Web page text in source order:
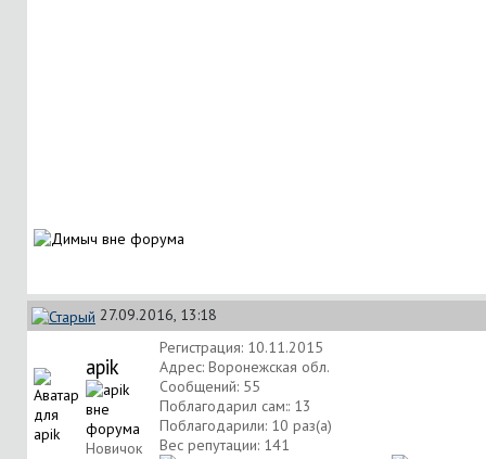
27.09.2016, 13:18
apik
Новичок
Регистрация: 10.11.2015
Адрес: Воронежская обл.
Сообщений: 55
Поблагодарил сам:: 13
Поблагодарили: 10 раз(а)
Вес репутации: 141